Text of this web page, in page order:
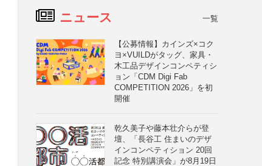
ニュース 一覧
【公募情報】カインズ×コク
ヨ×VUILDがタッグ、家具・
木工品デザインコンペティシ
ョン「CDM Digi Fab
COMPETITION 2026」を初
開催
乾久美子や藤本壮介らが登
壇、「長谷工 住まいのデザ
インコンペティション 20回
記念 特別講演会」が8月19日